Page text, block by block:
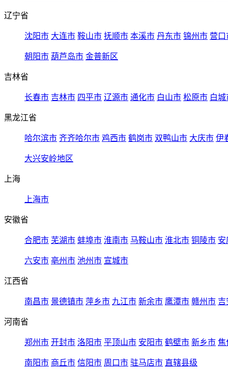
辽宁省
沈阳市 大连市 鞍山市 抚顺市 本溪市 丹东市 锦州市 营口
朝阳市 葫芦岛市 金普新区
吉林省
长春市 吉林市 四平市 辽源市 通化市 白山市 松原市 白城
黑龙江省
哈尔滨市 齐齐哈尔市 鸡西市 鹤岗市 双鸭山市 大庆市 伊
大兴安岭地区
上海
上海市
安徽省
合肥市 芜湖市 蚌埠市 淮南市 马鞍山市 淮北市 铜陵市 安
六安市 亳州市 池州市 宣城市
江西省
南昌市 景德镇市 萍乡市 九江市 新余市 鹰潭市 赣州市 吉
河南省
郑州市 开封市 洛阳市 平顶山市 安阳市 鹤壁市 新乡市 焦
南阳市 商丘市 信阳市 周口市 驻马店市 直辖县级